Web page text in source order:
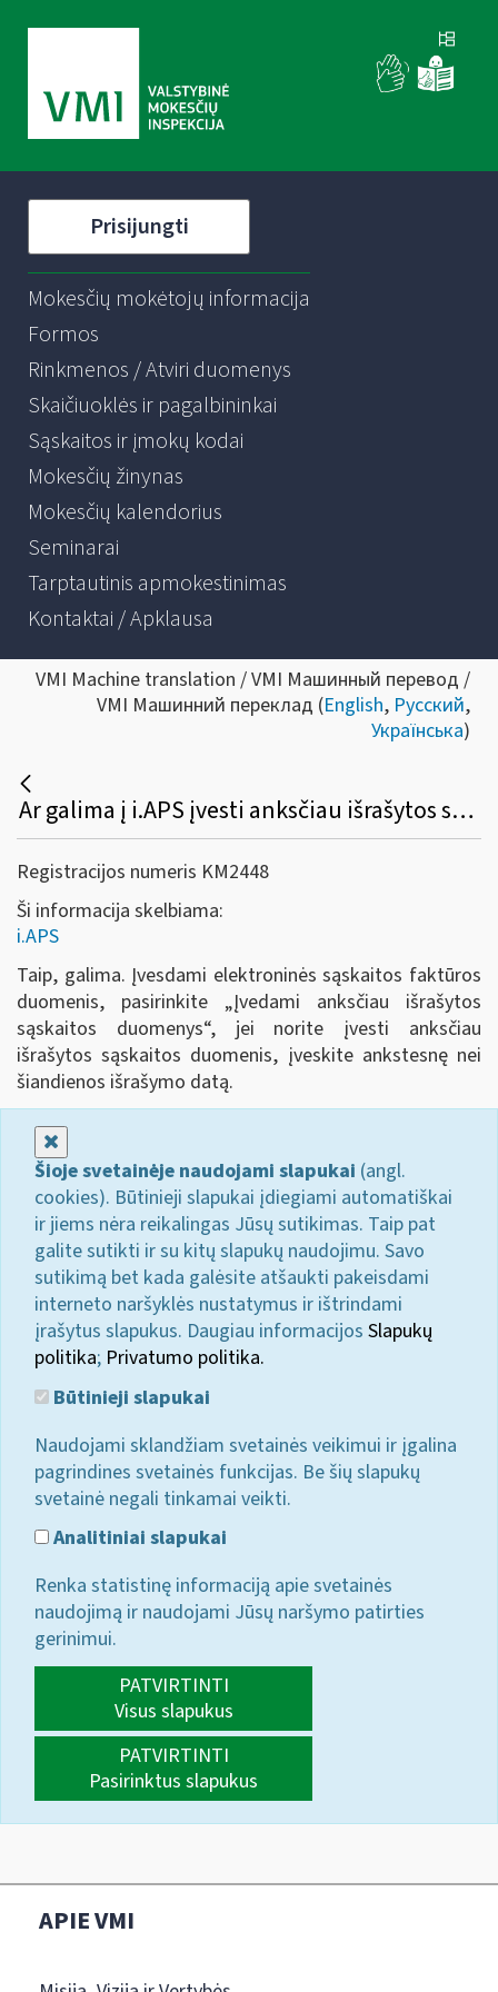
Prisijungti
Mokesčių mokėtojų informacija
Formos
Rinkmenos / Atviri duomenys
Skaičiuoklės ir pagalbininkai
Sąskaitos ir įmokų kodai
Mokesčių žinynas
Mokesčių kalendorius
Seminarai
Tarptautinis apmokestinimas
Kontaktai / Apklausa
VMI Machine translation / VMI Машинный перевод /
VMI Машинний переклад (English, Русский,
Українська)
Ar galima į i.APS įvesti anksčiau išrašytos sąskaitos faktūros duomenis?
Registracijos numeris KM2448
Ši informacija skelbiama:
i.APS
Taip, galima. Įvesdami elektroninės sąskaitos faktūros
duomenis, pasirinkite „Įvedami anksčiau išrašytos
sąskaitos duomenys“, jei norite įvesti anksčiau
išrašytos sąskaitos duomenis, įveskite ankstesnę nei
šiandienos išrašymo datą.
Šioje svetainėje naudojami slapukai (angl.
cookies). Būtinieji slapukai įdiegiami automatiškai
ir jiems nėra reikalingas Jūsų sutikimas. Taip pat
galite sutikti ir su kitų slapukų naudojimu. Savo
sutikimą bet kada galėsite atšaukti pakeisdami
interneto naršyklės nustatymus ir ištrindami
įrašytus slapukus. Daugiau informacijos Slapukų
politika; Privatumo politika.
Būtinieji slapukai
Naudojami sklandžiam svetainės veikimui ir įgalina
pagrindines svetainės funkcijas. Be šių slapukų
svetainė negali tinkamai veikti.
Analitiniai slapukai
Renka statistinę informaciją apie svetainės
naudojimą ir naudojami Jūsų naršymo patirties
gerinimui.
PATVIRTINTI
Visus slapukus
PATVIRTINTI
Pasirinktus slapukus
APIE VMI